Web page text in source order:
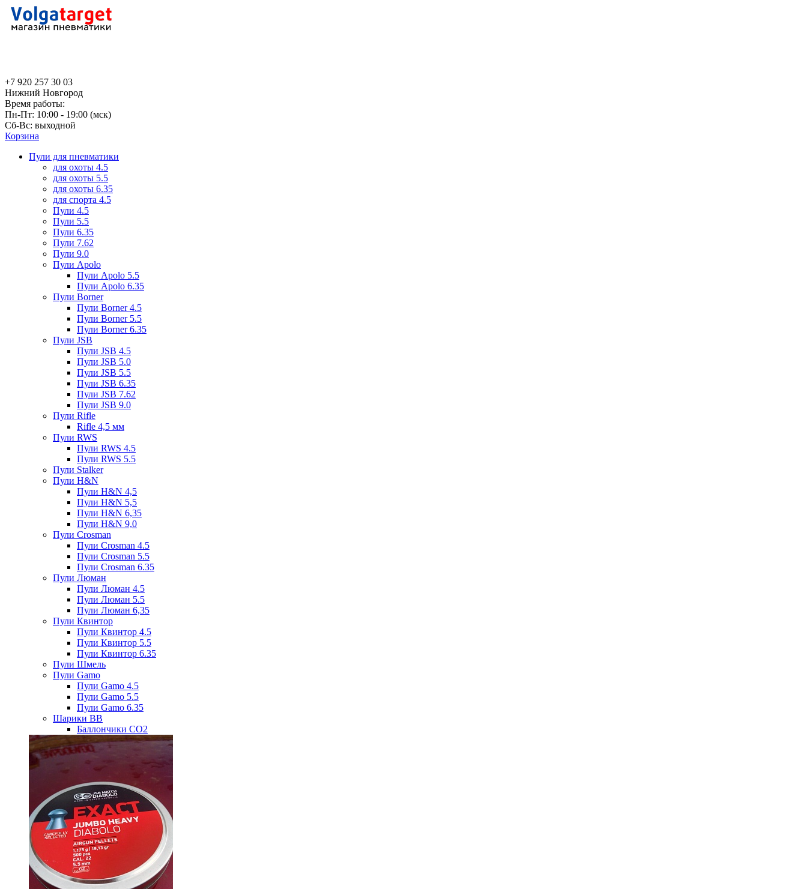
+7 920 257 30 03
Нижний Новгород
Время работы:
Пн-Пт: 10:00 - 19:00 (мск)
Сб-Вс: выходной
Корзина
Пули для пневматики
для охоты 4.5
для охоты 5.5
для охоты 6.35
для спорта 4.5
Пули 4.5
Пули 5.5
Пули 6.35
Пули 7.62
Пули 9.0
Пули Apolo
Пули Apolo 5.5
Пули Apolo 6.35
Пули Borner
Пули Borner 4.5
Пули Borner 5.5
Пули Borner 6.35
Пули JSB
Пули JSB 4.5
Пули JSB 5.0
Пули JSB 5.5
Пули JSB 6.35
Пули JSB 7.62
Пули JSB 9.0
Пули Rifle
Rifle 4,5 мм
Пули RWS
Пули RWS 4.5
Пули RWS 5.5
Пули Stalker
Пули H&N
Пули H&N 4,5
Пули H&N 5,5
Пули H&N 6,35
Пули H&N 9,0
Пули Crosman
Пули Crosman 4.5
Пули Crosman 5.5
Пули Crosman 6.35
Пули Люман
Пули Люман 4.5
Пули Люман 5.5
Пули Люман 6,35
Пули Квинтор
Пули Квинтор 4.5
Пули Квинтор 5.5
Пули Квинтор 6.35
Пули Шмель
Пули Gamo
Пули Gamo 4.5
Пули Gamo 5.5
Пули Gamo 6.35
Шарики BB
Баллончики CO2